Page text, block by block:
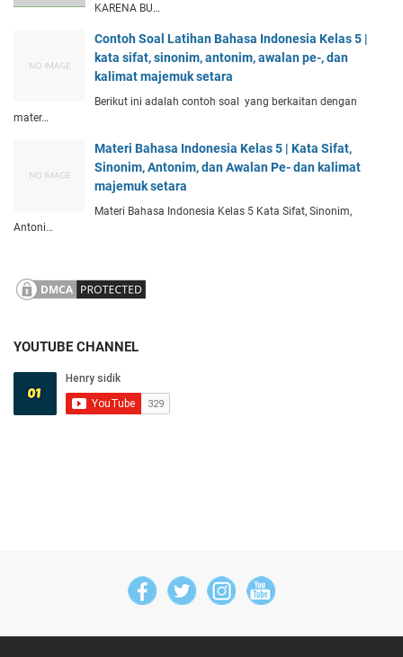
KARENA BU…
Contoh Soal Latihan Bahasa Indonesia Kelas 5 |
kata sifat, sinonim, antonim, awalan pe-, dan
kalimat majemuk setara
Berikut ini adalah contoh soal yang berkaitan dengan
mater…
Materi Bahasa Indonesia Kelas 5 | Kata Sifat,
Sinonim, Antonim, dan Awalan Pe- dan kalimat
majemuk setara
Materi Bahasa Indonesia Kelas 5 Kata Sifat, Sinonim,
Antoni…
YOUTUBE CHANNEL